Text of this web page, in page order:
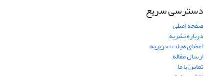
دسترسی سریع
صفحه اصلی
درباره نشریه
اعضای هیات تحریریه
ارسال مقاله
تماس با ما